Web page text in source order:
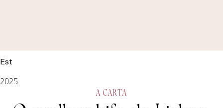
Est
2025
A CARTA